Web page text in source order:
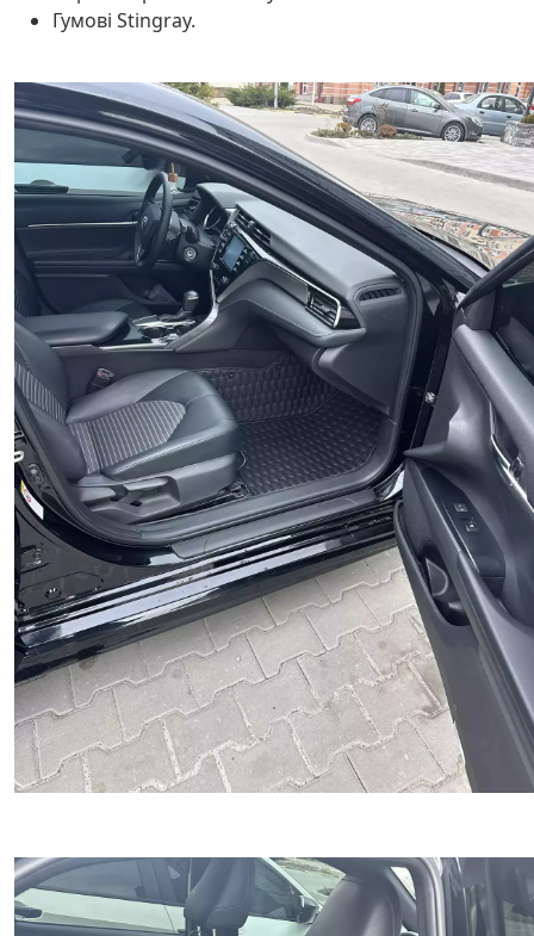
Гумові Stingray.